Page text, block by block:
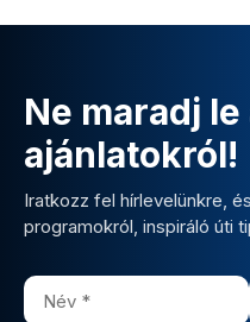
Ne maradj
ajánlatokról!
Iratkozz fel hírlevelünkre,
programokról, inspiráló úti